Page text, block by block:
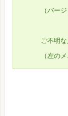
（バー
ご不明
（左の